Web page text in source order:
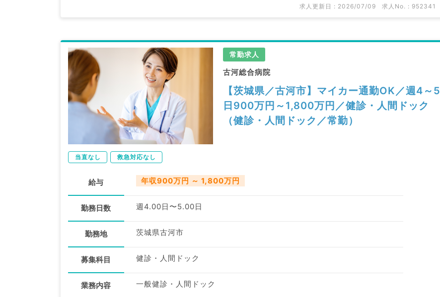
求人更新日 : 2026/07/09 求人No. : 952341
常勤求人
古河総合病院
【茨城県／古河市】マイカー通勤OK／週4～5
日900万円～1,800万円／健診・人間ドック
（健診・人間ドック／常勤）
当直なし 救急対応なし
給与 年収900万円 ～ 1,800万円
勤務日数 週4.00日〜5.00日
勤務地 茨城県古河市
募集科目 健診・人間ドック
業務内容 一般健診・人間ドック